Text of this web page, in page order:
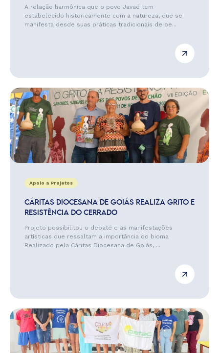
A relação harmônica que o povo Javaé tem
estabelecido historicamente com a natureza, que se
manifesta desde suas práticas tradicionais de pe...
Apoio a Projetos
CÁRITAS DIOCESANA DE GOIÁS REALIZA GRITO E
RESISTÊNCIA DO CERRADO
Projeto possibilitou o debate e as manifestações
artísticas que ressaltam a importância do bioma
Realizado pela Cáritas Diocesana de Goiás, ...